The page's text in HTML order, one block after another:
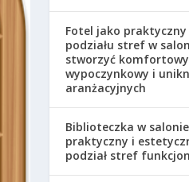
Fotel jako
podziału stref w
stworzyć
wypoczynkowy i
aranżacyjnych
Biblioteczka w
praktyczny i
podział stref